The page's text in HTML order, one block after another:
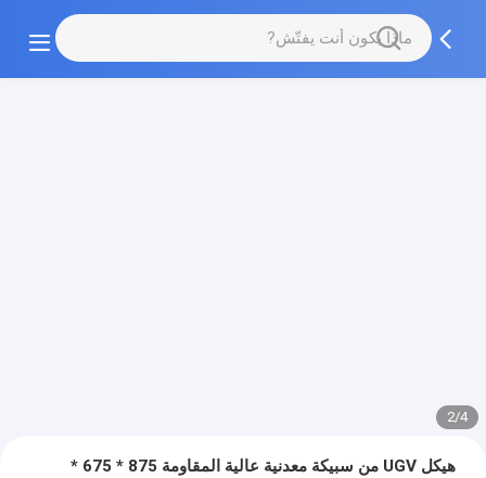
2/4
هيكل UGV من سبيكة معدنية عالية المقاومة 875 * 675 *